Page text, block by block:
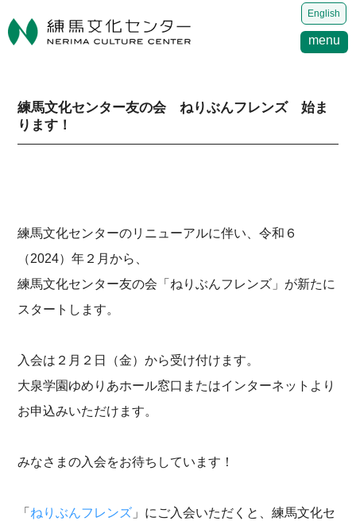
English
menu
練馬文化センター友の会 ねりぶんフレンズ 始ま
ります！
練馬文化センターのリニューアルに伴い、令和６
（2024）年２月から、
練馬文化センター友の会「ねりぶんフレンズ」が新たに
スタートします。
入会は２月２日（金）から受け付けます。
大泉学園ゆめりあホール窓口またはインターネットより
お申込みいただけます。
みなさまの入会をお待ちしています！
「 ねりぶんフレンズ 」にご入会いただくと、練馬文化セ